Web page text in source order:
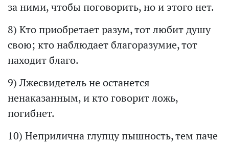
за ними, чтобы поговорить, но и этого нет.
8) Кто приобретает разум, тот любит душу
свою; кто наблюдает благоразумие, тот
находит благо.
9) Лжесвидетель не останется
ненаказанным, и кто говорит ложь,
погибнет.
10) Неприлична глупцу пышность, тем паче